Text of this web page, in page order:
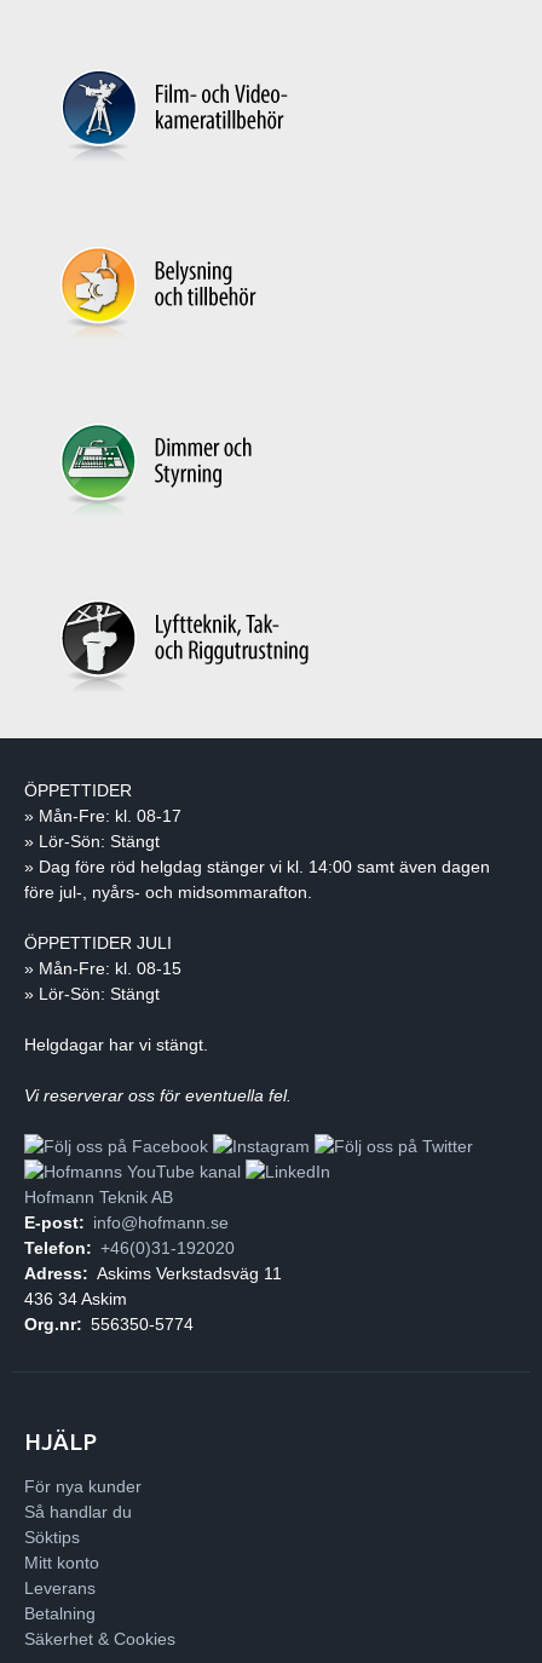
ÖPPETTIDER
» Mån-Fre: kl. 08-17
» Lör-Sön: Stängt
» Dag före röd helgdag stänger vi kl. 14:00 samt även dagen
före jul-, nyårs- och midsommarafton.
ÖPPETTIDER JULI
» Mån-Fre: kl. 08-15
» Lör-Sön: Stängt
Helgdagar har vi stängt.
Vi reserverar oss för eventuella fel.
Hofmann Teknik AB
E-post: info@hofmann.se
Telefon: +46(0)31-192020
Adress: Askims Verkstadsväg 11
436 34 Askim
Org.nr: 556350-5774
HJÄLP
För nya kunder
Så handlar du
Söktips
Mitt konto
Leverans
Betalning
Säkerhet & Cookies